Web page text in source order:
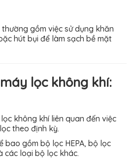
gồm việc sử dụng khăn
hút bụi để làm sạch bề mặt
lọc không khí:
không khí liên quan đến việc
theo định kỳ.
bao gồm bộ lọc HEPA, bộ lọc
các loại bộ lọc khác.